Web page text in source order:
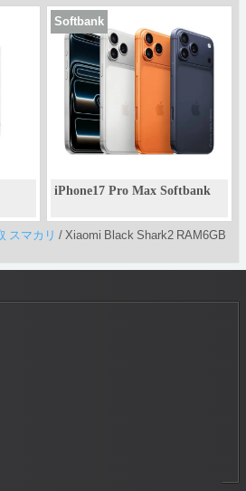
Softbank
iPhone17 Pro Max Softbank
スマカリ / Xiaomi Black Shark2 RAM6GB